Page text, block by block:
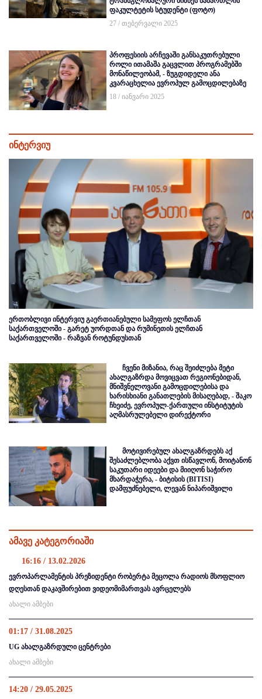
ფაკულტეტის სტუდენტი (ფოტო)
27 / თებერვალი 2025
პროფესიის არჩევაში განსაკუთრებული
როლი ითამაშა გაცვლით პროგრამებში
მონაწილეობამ, - ზუგდიდელი ანა
კვარაცხელია ევროპულ გამოცდილებაზე
18 / იანვარი 2025
ინტერვიუ
ერთობლივი ინტერვიუ გაერთიანებული სამეფოს ელჩთან
საქართველოში - გარეტ უორდთან და რუმინეთის ელჩთან
საქართველოში - რაზვან როტუნდუსთან
ჩვენი მიზანია, რაც შეიძლება მეტი
ახალგაზრდა მოვიცვათ რეგიონებიდან,
მნიშვნელოვანი გამოცდილებისა და
ხარისხიანი განათლების მისაღებად, - შაკო
ჩხეიძე, ევროპულ-ქართული ინსტიტუტის
აღმასრულებელი დირექტორი
მოტივირებულ ახალგაზრდებს აქ
შესაძლებლობა აქვთ ისწავლონ, მოიტანონ
საკუთარი იდეები და მიიღონ საჭირო
მხარდაჭერა, - ბიტისის (BITISI)
დამფუძნებელი, ლევან ნიპარიშვილი
ამავე კატეგორიაში
16:16 / 13.02.2026
ევროპარლამენტის პრეზიდენტი რობერტა მეცოლა რადიოს მსოფლიო
დღესთან დაკავშირებით ვიდეომიმართვას ავრცელებს
ახალი ამბები
01:17 / 31.08.2025
UG ახალგაზრდული ცენტრები
ახალი ამბები
14:20 / 29.05.2025